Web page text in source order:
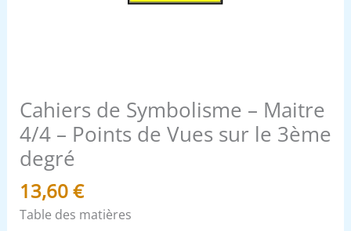
Cahiers de Symbolisme – Maitre
4/4 – Points de Vues sur le 3ème
degré
13,60€
Table des matières